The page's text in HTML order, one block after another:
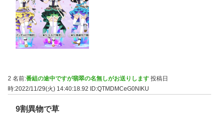
2 名前:番組の途中ですが翡翠の名無しがお送りします 投稿日
時:2022/11/29(火) 14:40:18.92 ID:QTMDMCeG0NIKU
9割異物で草